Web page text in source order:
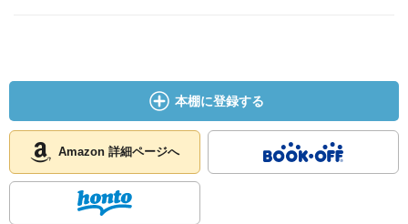
本棚に登録する
Amazon 詳細ページへ